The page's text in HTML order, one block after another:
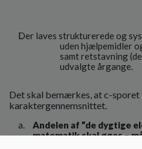
Der laves strukturerede og
uden hjælpemidler
samt retstavning
udvalgte årgange.
Det skal bemærkes, at c-sporet
karaktergennemsnittet.
Andelen af ”de dygtige
matematik skal øges –